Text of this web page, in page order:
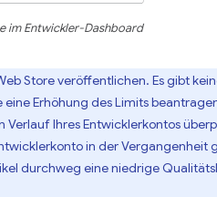
im Entwickler-Dashboard
Store veröffentlichen. Es gibt
Erhöhung des Limits
Ihres Entwicklerkontos
in der Vergangenheit
durchweg eine niedrige